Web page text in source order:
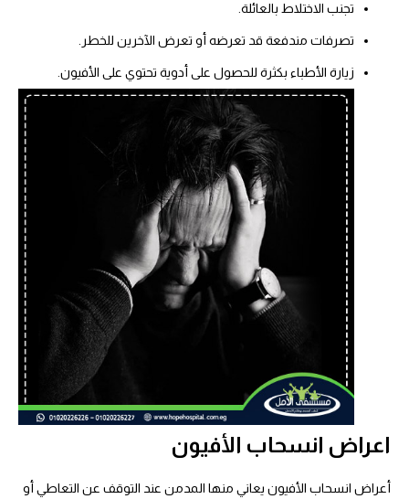
تجنب الاختلاط بالعائلة.
تصرفات مندفعة قد تعرضه أو تعرض الآخرين للخطر.
زيارة الأطباء بكثرة للحصول على أدوية تحتوي على الأفيون.
اعراض انسحاب الأفيون
أعراض انسحاب الأفيون يعاني منها المدمن عند التوقف عن التعاطي أو